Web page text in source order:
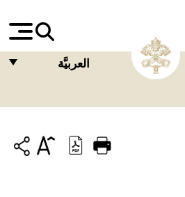
العربيَّة
ITALIANO